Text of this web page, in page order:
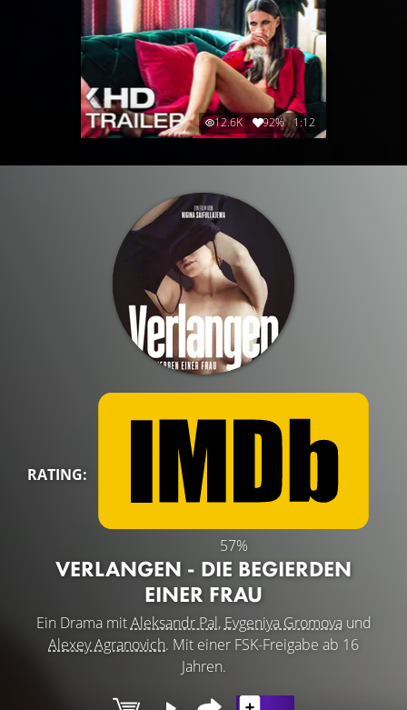
12.6K 92% 1:12
RATING:
57%
VERLANGEN - DIE BEGIERDEN
EINER FRAU
Ein Drama mitAleksandr Pal, Evgeniya Gromova und
Alexey Agranovich. Mit einer FSK-Freigabe ab 16
Jahren.